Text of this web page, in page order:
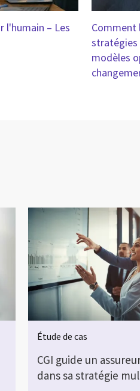
l'humain – Les
Comment
stratégies
modèles
Étude de cas
CGI guide un
dans sa stratégie